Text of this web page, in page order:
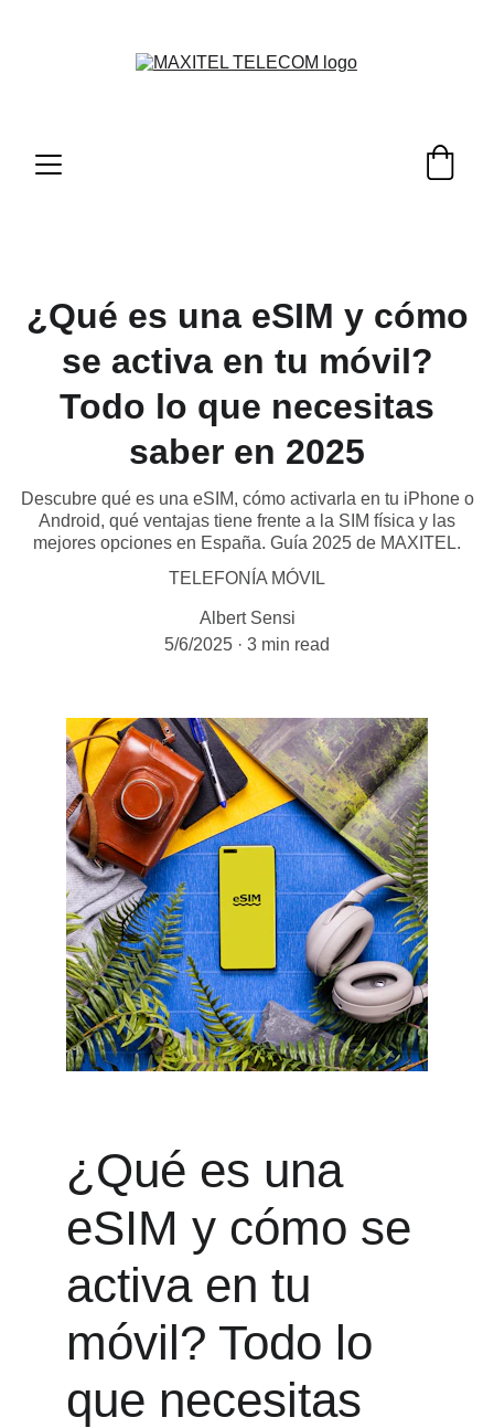
¿Qué es una eSIM y cómo
se activa en tu móvil?
Todo lo que necesitas
saber en 2025
Descubre qué es una eSIM, cómo activarla en tu iPhone o
Android, qué ventajas tiene frente a la SIM física y las
mejores opciones en España. Guía 2025 de MAXITEL.
TELEFONÍA MÓVIL
Albert Sensi
5/6/2025
3 min read
¿Qué es una
eSIM y cómo se
activa en tu
móvil? Todo lo
que necesitas